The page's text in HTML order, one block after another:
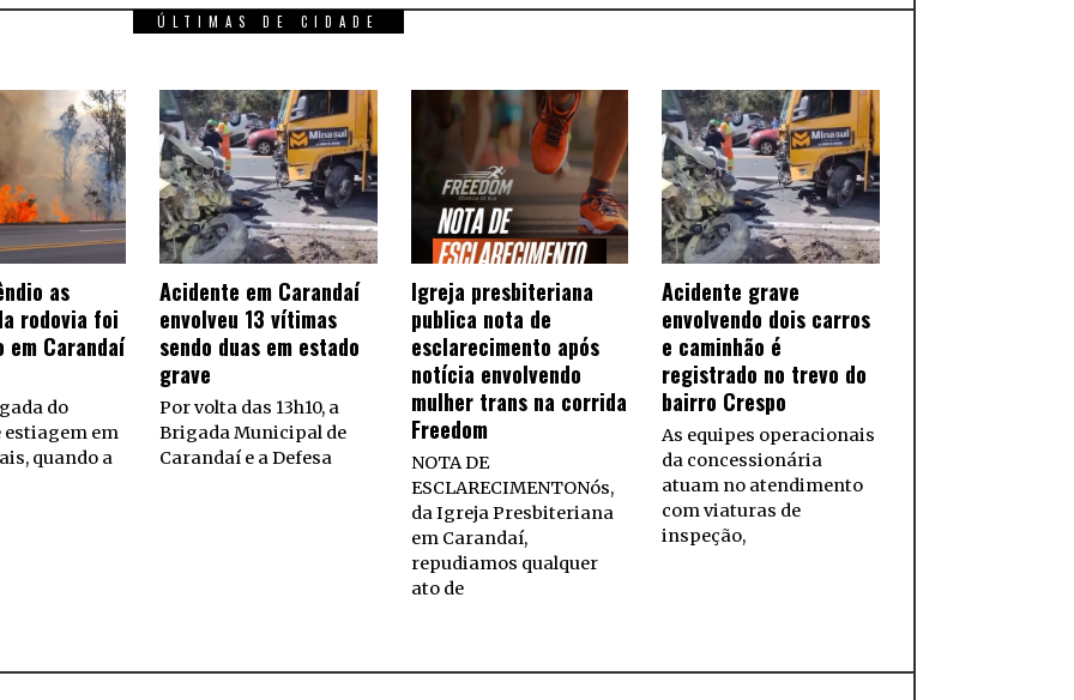
ÚLTIMAS DE CIDADE
as
rodovia foi
Carandaí
do
estiagem em
quando a
Acidente em Carandaí
envolveu 13 vítimas
sendo duas em estado
grave
Por volta das 13h10, a
Brigada Municipal de
Carandaí e a Defesa
Igreja presbiteriana
publica nota de
esclarecimento após
notícia envolvendo
mulher trans na corrida
Freedom
NOTA DE
ESCLARECIMENTONós,
da Igreja Presbiteriana
em Carandaí,
repudiamos qualquer
ato de
Acidente grave
envolvendo dois carros
e caminhão é
registrado no trevo do
bairro Crespo
As equipes operacionais
da concessionária
atuam no atendimento
com viaturas de
inspeção,